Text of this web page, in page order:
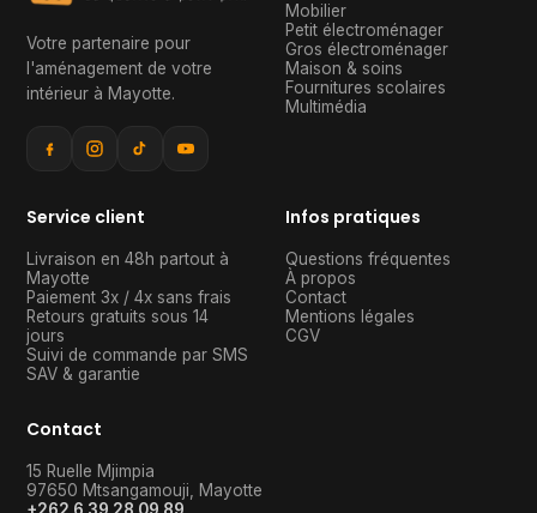
Votre partenaire pour
l'aménagement de votre
intérieur à Mayotte.
Mobilier
Petit électroménager
Gros électroménager
Maison & soins
Fournitures scolaires
Multimédia
Service client
Livraison en 48h partout à
Mayotte
Paiement 3x / 4x sans frais
Retours gratuits sous 14
jours
Suivi de commande par SMS
SAV & garantie
Infos pratiques
Questions fréquentes
À propos
Contact
Mentions légales
CGV
Contact
15 Ruelle Mjimpia
97650 Mtsangamouji
Mayotte